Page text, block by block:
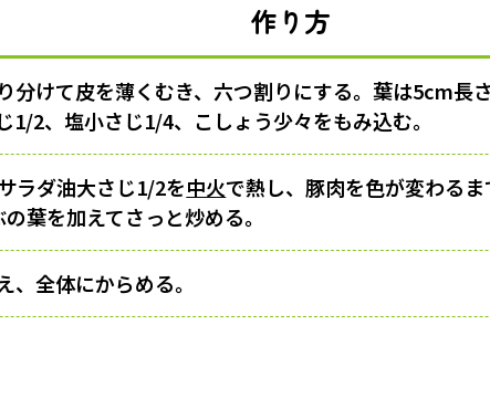
作り方
分けて皮を薄くむき、六つ割りにする。葉は5cm長
1/2、塩小さじ1/4、こしょう少々をもみ込む。
ラダ油大さじ1/2を中火で熱し、豚肉を色が変わる
葉を加えてさっと炒める。
、全体にからめる。